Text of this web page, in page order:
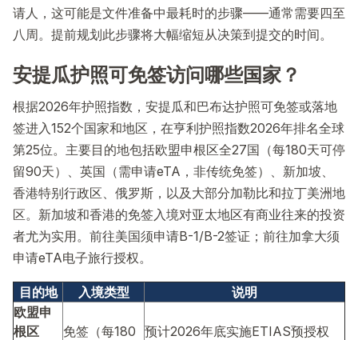
请人，这可能是文件准备中最耗时的步骤——通常需要四至
八周。提前规划此步骤将大幅缩短从决策到提交的时间。
安提瓜护照可免签访问哪些国家？
根据2026年护照指数，安提瓜和巴布达护照可免签或落地
签进入152个国家和地区，在亨利护照指数2026年排名全球
第25位。主要目的地包括欧盟申根区全27国（每180天可停
留90天）、英国（需申请eTA，非传统免签）、新加坡、
香港特别行政区、俄罗斯，以及大部分加勒比和拉丁美洲地
区。新加坡和香港的免签入境对亚太地区有商业往来的投资
者尤为实用。前往美国须申请B-1/B-2签证；前往加拿大须
申请eTA电子旅行授权。
目的地 入境类型
说明
欧盟申
根区
免签（每180 预计2026年底实施ETIAS预授权